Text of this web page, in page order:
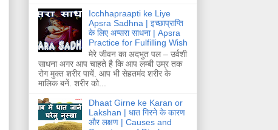
Icchhapraapti ke Liye
Apsra Sadhna | इच्छाप्राप्ति
के लिए अप्सरा साधना | Apsra
Practice for Fulfilling Wish
मेरे जीवन का अदभुत पल – उर्वशी
साधना अगर आप चाहते है कि आप लम्बी उम्र तक
रोग मुक्त शरीर पायें. आप भी सेहतमंद शरीर के
मालिक बनें. शरीर को...
Dhaat Girne ke Karan or
Lakshan | धात गिरने के कारण
और लक्षण | Causes and